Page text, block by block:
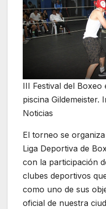
III Festival del
piscina Gildemeister.
Noticias
El torneo se
Liga Deportiva de
con la participación
clubes deportivos
como uno de sus
oficial de nuestra